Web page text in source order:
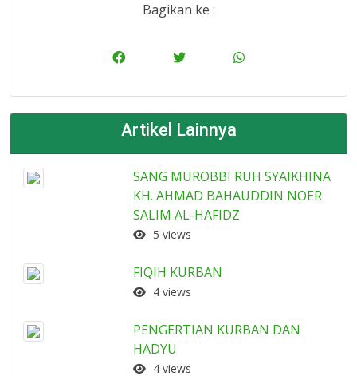
Bagikan ke :
Artikel Lainnya
SANG MUROBBI RUH SYAIKHINA
KH. AHMAD BAHAUDDIN NOER
SALIM AL-HAFIDZ
5 views
FIQIH KURBAN
4 views
PENGERTIAN KURBAN DAN
HADYU
4 views